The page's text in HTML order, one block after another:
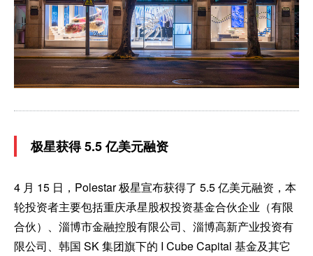
极星获得 5.5 亿美元融资
4 月 15 日，Polestar 极星宣布获得了 5.5 亿美元融资，本
轮投资者主要包括重庆承星股权投资基金合伙企业（有限
合伙）、淄博市金融控股有限公司、淄博高新产业投资有
限公司、韩国 SK 集团旗下的 I Cube Capital 基金及其它